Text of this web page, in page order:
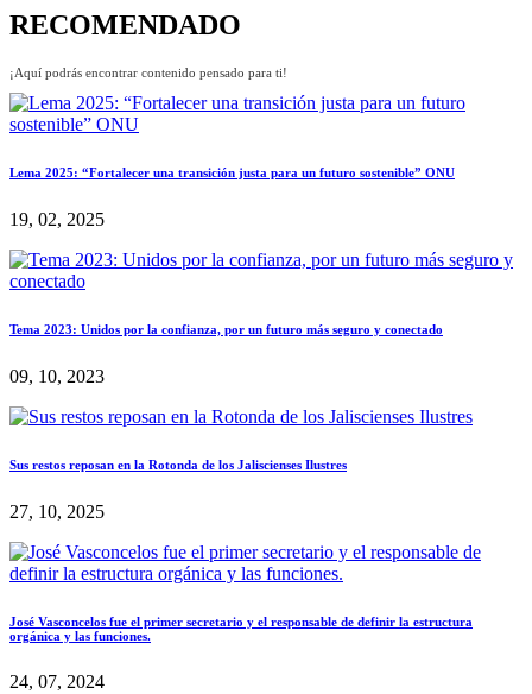
RECOMENDADO
¡Aquí podrás encontrar contenido pensado para ti!
Lema 2025: “Fortalecer una transición justa para un futuro sostenible” ONU
19, 02, 2025
Tema 2023: Unidos por la confianza, por un futuro más seguro y conectado
09, 10, 2023
Sus restos reposan en la Rotonda de los Jaliscienses Ilustres
27, 10, 2025
José Vasconcelos fue el primer secretario y el responsable de definir la estructura
orgánica y las funciones.
24, 07, 2024